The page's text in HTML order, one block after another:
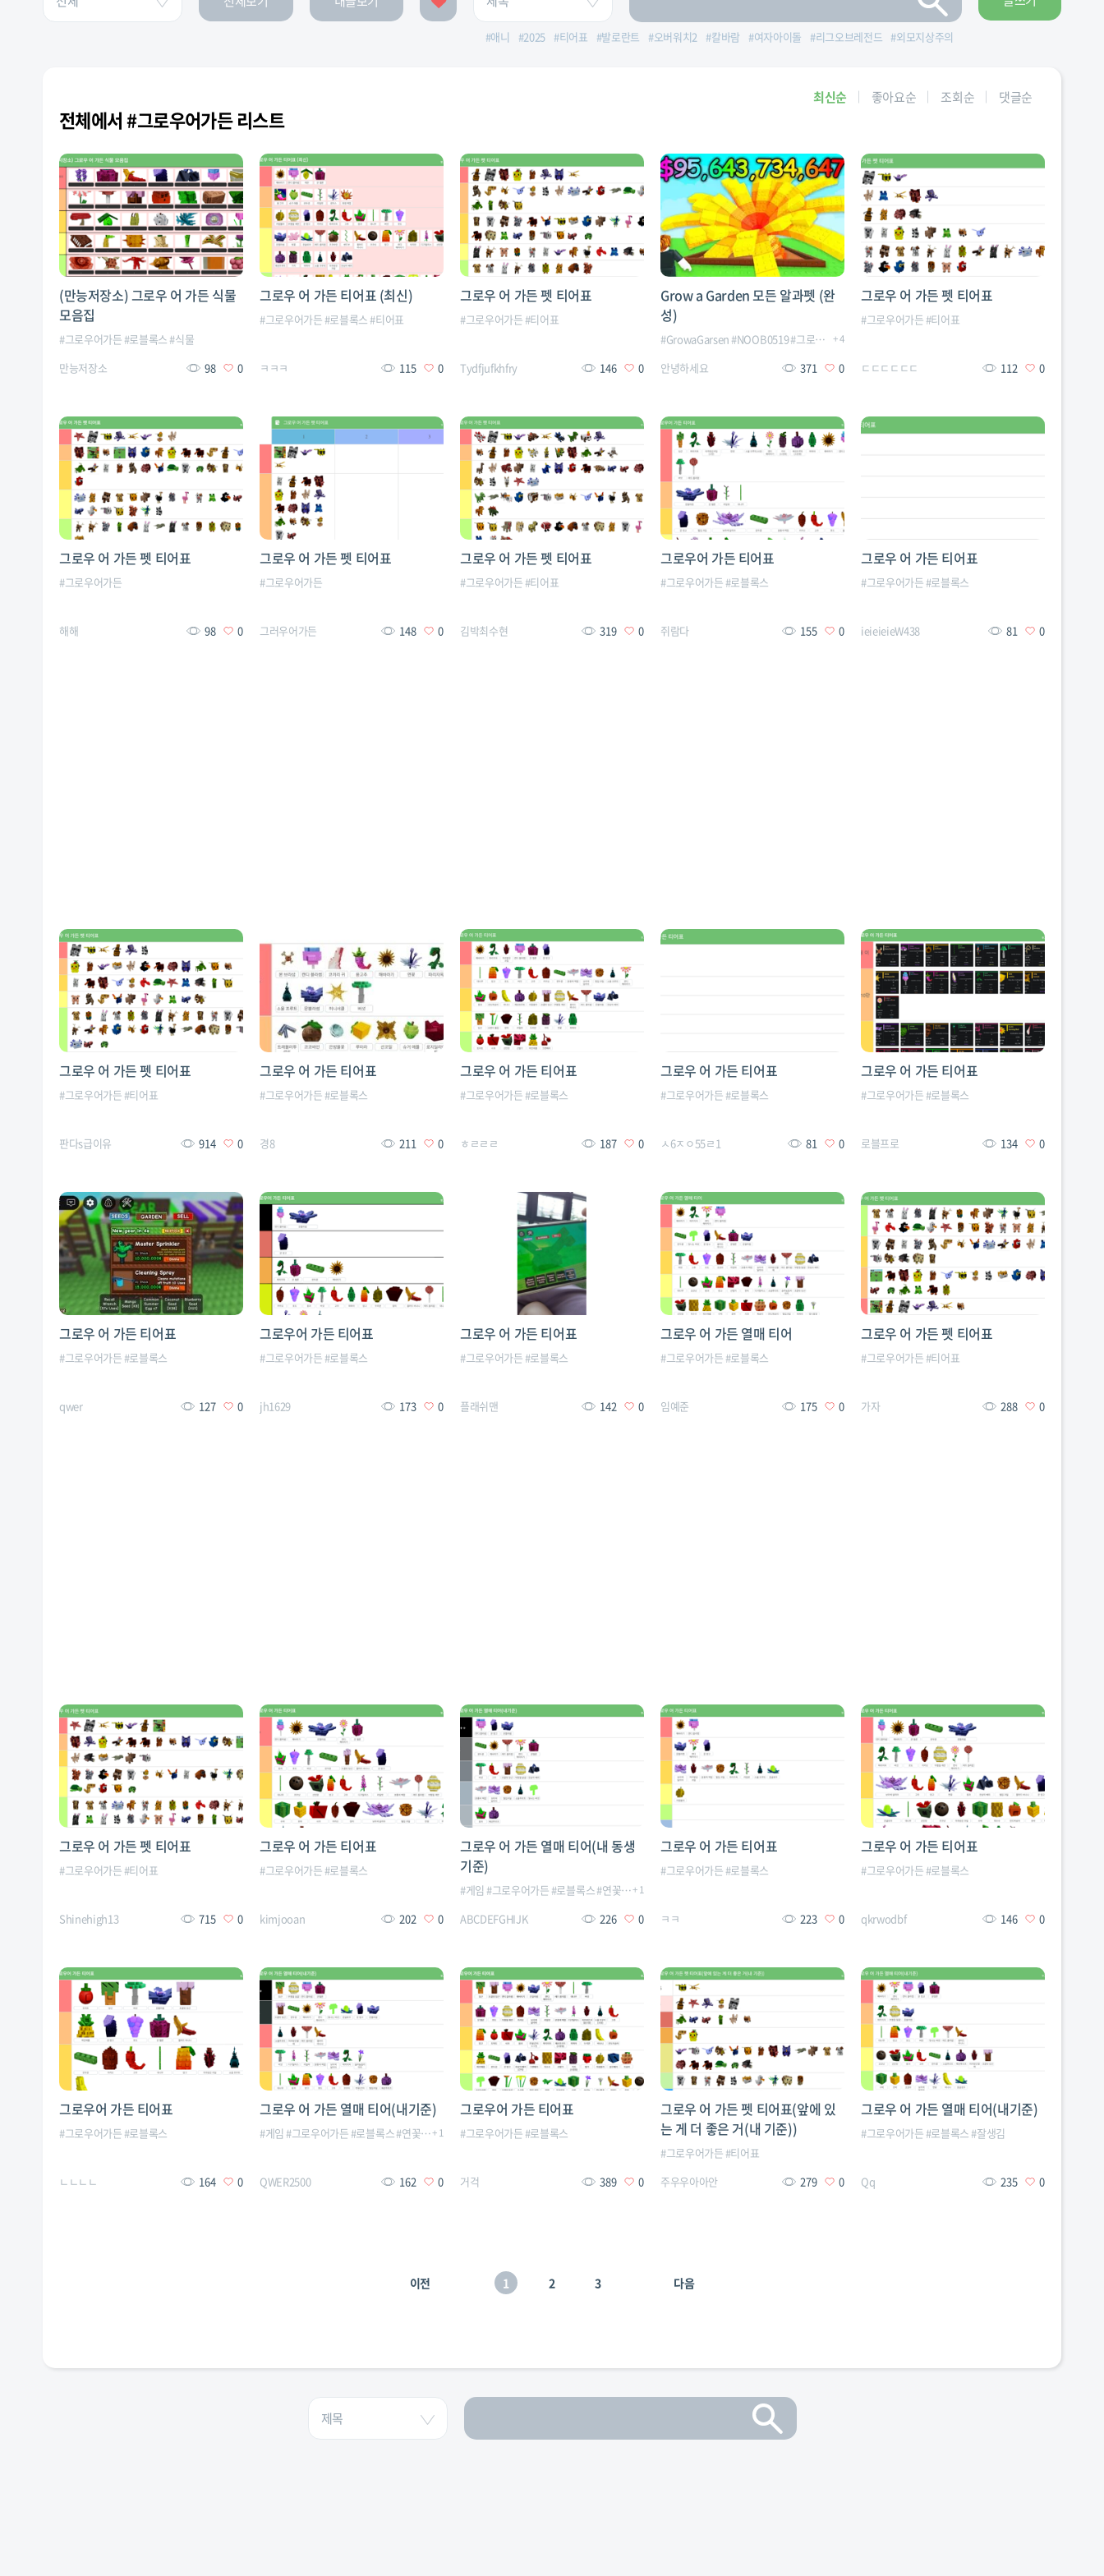
#애니 #2025 #티어표 #발로란트 #오버워치2 #칼바람 #여자아이돌 #리그오브레전드 #외모지상주의
최신순 좋아요순 조회순 댓글순
전체에서 #그로우어가든 리스트
(만능저장소) 그로우 어 가든 식물
모음집
#그로우어가든#로블록스#식물
만능저장소
98 0
그로우 어 가든 티어표 (최신)
#그로우어가든#로블록스#티어표
ㅋㅋㅋ 115 0
그로우 어 가든 펫 티어표
#그로우어가든#티어표
Tydfjufkhfry 146 0
Grow a Garden 모든 알과펫 (완
성)
#GrowaGarsen#NOOB0519#그로우어가든 +4
안녕하세요 371 0
그로우 어 가든 펫 티어표
#그로우어가든#티어표
ㄷㄷㄷㄷㄷㄷ 112 0
그로우 어 가든 펫 티어표
#그로우어가든
해해 98 0
그로우 어 가든 펫 티어표
#그로우어가든
그러우어가든 148 0
그로우 어 가든 펫 티어표
#그로우어가든#티어표
김박최수현 319 0
그로우어 가든 티어표
#그로우어가든#로블록스
쥐람다 155 0
그로우 어 가든 티어표
#그로우어가든#로블록스
ieieieieW438 81 0
그로우 어 가든 펫 티어표
#그로우어가든#티어표
판다s급이유 914 0
그로우 어 가든 티어표
#그로우어가든#로블록스
경8 211 0
그로우 어 가든 티어표
#그로우어가든#로블록스
ㅎㄹㄹㄹ 187 0
그로우 어 가든 티어표
#그로우어가든#로블록스
ㅅ6ㅈㅇ55ㄹ1 81 0
그로우 어 가든 티어표
#그로우어가든#로블록스
로블프로 134 0
그로우 어 가든 티어표
#그로우어가든#로블록스
qwer 127 0
그로우어 가든 티어표
#그로우어가든#로블록스
jh1629 173 0
그로우 어 가든 티어표
#그로우어가든#로블록스
플래쉬맨 142 0
그로우 어 가든 열매 티어
#그로우어가든#로블록스
임예준 175 0
그로우 어 가든 펫 티어표
#그로우어가든#티어표
가자 288 0
그로우 어 가든 펫 티어표
#그로우어가든#티어표
Shinehigh13 715 0
그로우 어 가든 티어표
#그로우어가든#로블록스
kimjooan 202 0
그로우 어 가든 열매 티어(내 동생
기준)
#게임 #그로우어가든#로블록스#연꽃간지ㅇㅈ +1
ABCDEFGHIJK 226 0
그로우 어 가든 티어표
#그로우어가든#로블록스
ㅋㅋ 223 0
그로우 어 가든 티어표
#그로우어가든#로블록스
qkrwodbf 146 0
그로우어 가든 티어표
#그로우어가든#로블록스
ㄴㄴㄴㄴ 164 0
그로우 어 가든 열매 티어(내기준)
#게임 #그로우어가든#로블록스#연꽃간지ㅇㅈ +1
QWER2500 162 0
그로우어 가든 티어표
#그로우어가든#로블록스
거걱 389 0
그로우 어 가든 펫 티어표(앞에 있
는 게 더 좋은 거(내 기준))
#그로우어가든#티어표
주우우아아안
279 0
그로우 어 가든 열매 티어(내기준)
#그로우어가든#로블록스#잘생김
Qq 235 0
이전 1 2 3 다음